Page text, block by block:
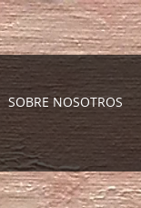
SOBRE NOSOTROS